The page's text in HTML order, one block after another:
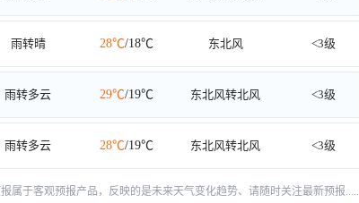
雨转晴 28℃/18℃ 东北风 <3级
雨转多云 29℃/19℃ 东北风转北风 <3级
雨转多云 28℃/19℃ 东北风转北风 <3级
属于客观预报产品，反映的是未来天气变化趋势、请随时关注最新预报.....